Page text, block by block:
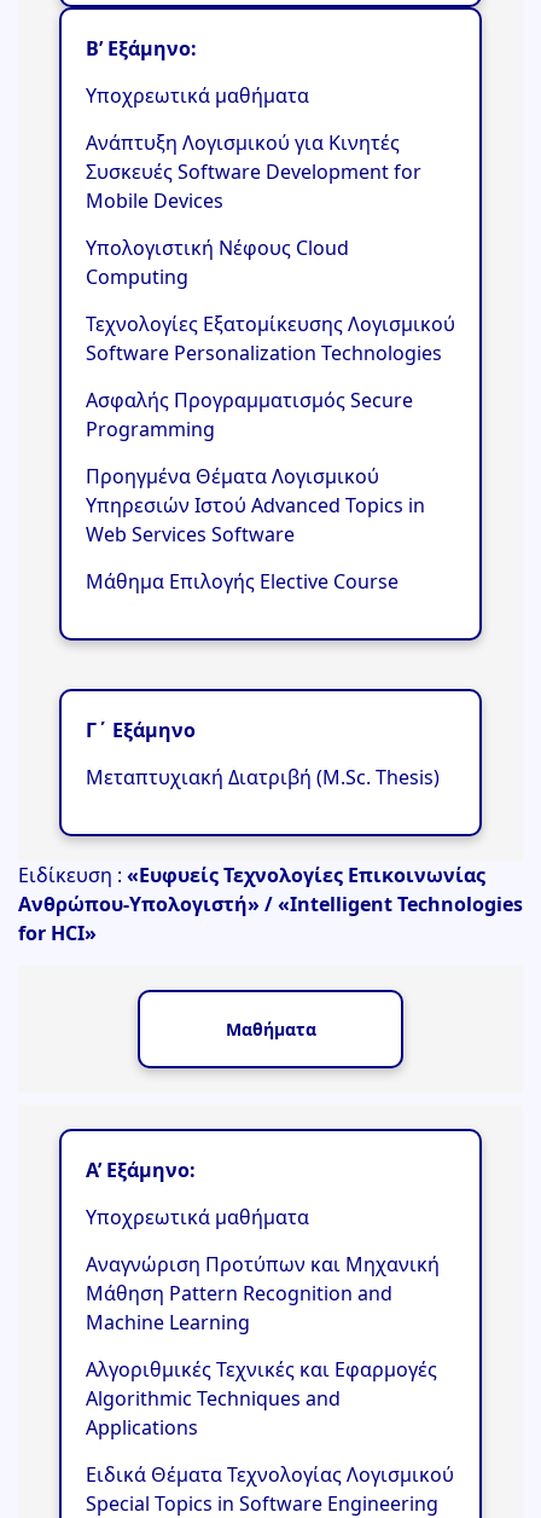
Β’ Εξάμηνο:
Υποχρεωτικά μαθήματα
Ανάπτυξη Λογισμικού για Κινητές
Συσκευές Software Development for
Mobile Devices
Υπολογιστική Νέφους Cloud
Computing
Τεχνολογίες Εξατομίκευσης Λογισμικού
Software Personalization Technologies
Ασφαλής Προγραμματισμός Secure
Programming
Προηγμένα Θέματα Λογισμικού
Υπηρεσιών Ιστού Advanced Topics in
Web Services Software
Μάθημα Επιλογής Elective Course
Γ΄ Εξάμηνο
Μεταπτυχιακή Διατριβή (M.Sc. Thesis)
Ειδίκευση : «Ευφυείς Τεχνολογίες Επικοινωνίας
Ανθρώπου-Υπολογιστή» / «Intelligent Technologies
for HCI»
Μαθήματα
Α’Εξάμηνο:
Υποχρεωτικά μαθήματα
Αναγνώριση Προτύπων και Μηχανική
Μάθηση Pattern Recognition and
Machine Learning
Αλγοριθμικές Τεχνικές και Εφαρμογές
Algorithmic Techniques and
Applications
Ειδικά Θέματα Τεχνολογίας Λογισμικού
Special Topics in Software Engineering